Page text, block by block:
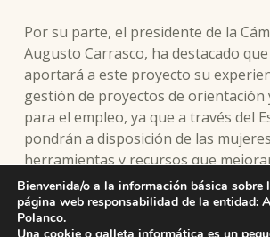
Por su parte, el presidente de la
Augusto Carrasco, ha destacado
aportará a este proyecto su
gestión de proyectos de orientación
para el empleo, ya que a través del
pondrán a disposición de las
herramientas y recursos que
oportunidades laborales, facilitando
mercado de trabajo y promoviendo
independencia económica.
Bienvenida/o a la información básica sobre
página web responsabilidad de la entidad:
Polanco.